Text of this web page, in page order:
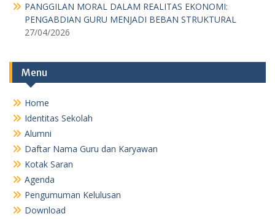
PANGGILAN MORAL DALAM REALITAS EKONOMI:
PENGABDIAN GURU MENJADI BEBAN STRUKTURAL
27/04/2026
Menu
Home
Identitas Sekolah
Alumni
Daftar Nama Guru dan Karyawan
Kotak Saran
Agenda
Pengumuman Kelulusan
Download